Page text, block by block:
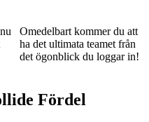
Omedelbart kommer du att
ha det ultimata teamet från
det ögonblick du loggar in!
Fördel